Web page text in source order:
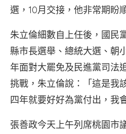
選，10月交接，他非常期盼
朱立倫細數自上任後，國民
縣市長選舉、總統大選、朝
年面對大罷免及民進黨司法
挑戰，朱立倫說：「這是我
四年就要好好為黨付出，我
張善政今天上午列席桃園市